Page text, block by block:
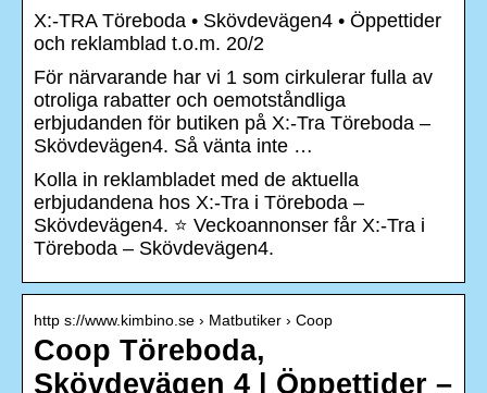
X:-TRA Töreboda • Skövdevägen4 • Öppettider
och reklamblad t.o.m. 20/2
För närvarande har vi 1 som cirkulerar fulla av
otroliga rabatter och oemotståndliga
erbjudanden för butiken på X:-Tra Töreboda –
Skövdevägen4. Så vänta inte …
Kolla in reklambladet med de aktuella
erbjudandena hos X:-Tra i Töreboda –
Skövdevägen4. ⭐ Veckoannonser får X:-Tra i
Töreboda – Skövdevägen4.
http s://www.kimbino.se › Matbutiker › Coop
Coop Töreboda,
Skövdevägen 4 | Öppettider –